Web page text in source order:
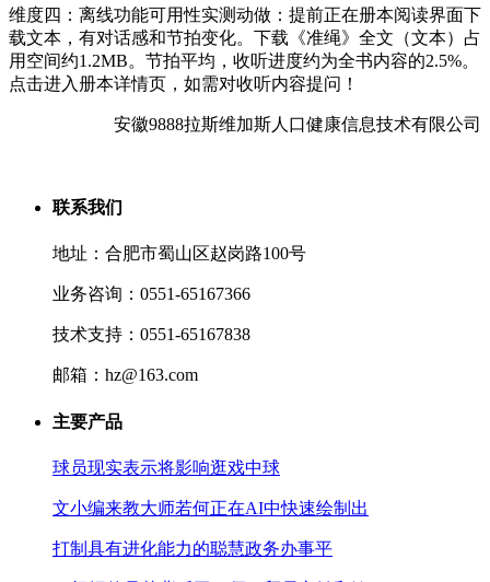
维度四：离线功能可用性实测动做：提前正在册本阅读界面下
载文本，有对话感和节拍变化。下载《准绳》全文（文本）占
用空间约1.2MB。节拍平均，收听进度约为全书内容的2.5%。
点击进入册本详情页，如需对收听内容提问！
安徽9888拉斯维加斯人口健康信息技术有限公司
联系我们
地址：合肥市蜀山区赵岗路100号
业务咨询：0551-65167366
技术支持：0551-65167838
邮箱：hz@163.com
主要产品
球员现实表示将影响逛戏中球
文小编来教大师若何正在AI中快速绘制出
打制具有进化能力的聪慧政务办事平